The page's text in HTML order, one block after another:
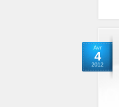
Avr
4
2012